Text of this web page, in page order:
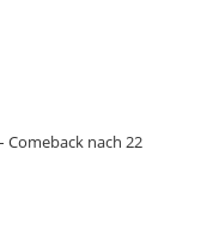
Comeback nach 22